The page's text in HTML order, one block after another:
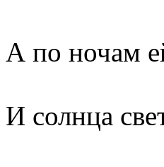
А по ночам
И солнца